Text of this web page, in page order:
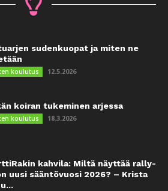
sudenkuopat ja miten ne
koulutus 12.5.2026
koiran tukeminen arjessa
koulutus 18.3.2026
kahvila: Miltä näyttää rally-
uusi sääntövuosi 2026? – Krista